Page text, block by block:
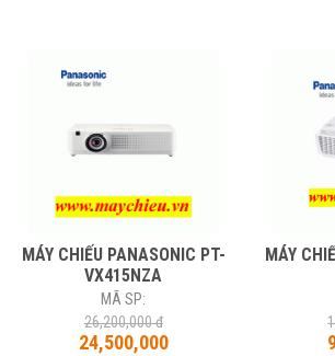
MÁY CHIẾU PANASONIC PT-
VX415NZA
MÃ SP:
26,200,000 đ
24,500,000
MÁY